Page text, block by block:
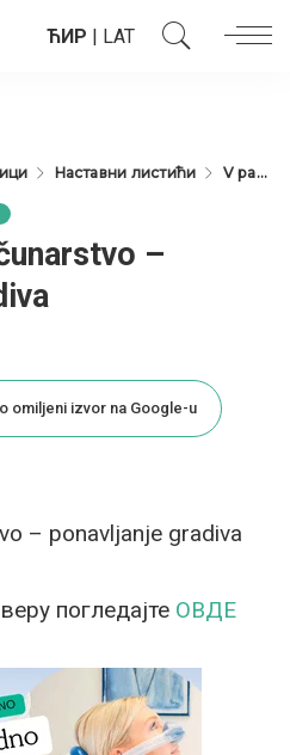
ЋИР | LAT
Наставни листићи V разред
–
omiljeni izvor na Google-u
– ponavljanje gradiva
погледајте ОВДЕ